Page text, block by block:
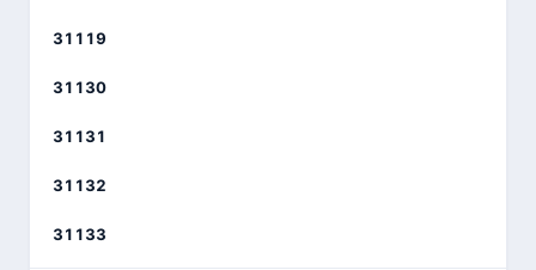
31119
31130
31131
31132
31133